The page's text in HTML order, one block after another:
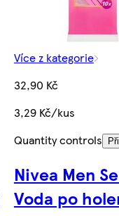
Více z kategorie
32,90 Kč
3,29 Kč/kus
Quantity controls
Nivea Men
Voda po